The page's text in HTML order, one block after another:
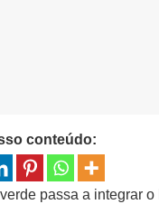
conteúdo:
passa a integrar